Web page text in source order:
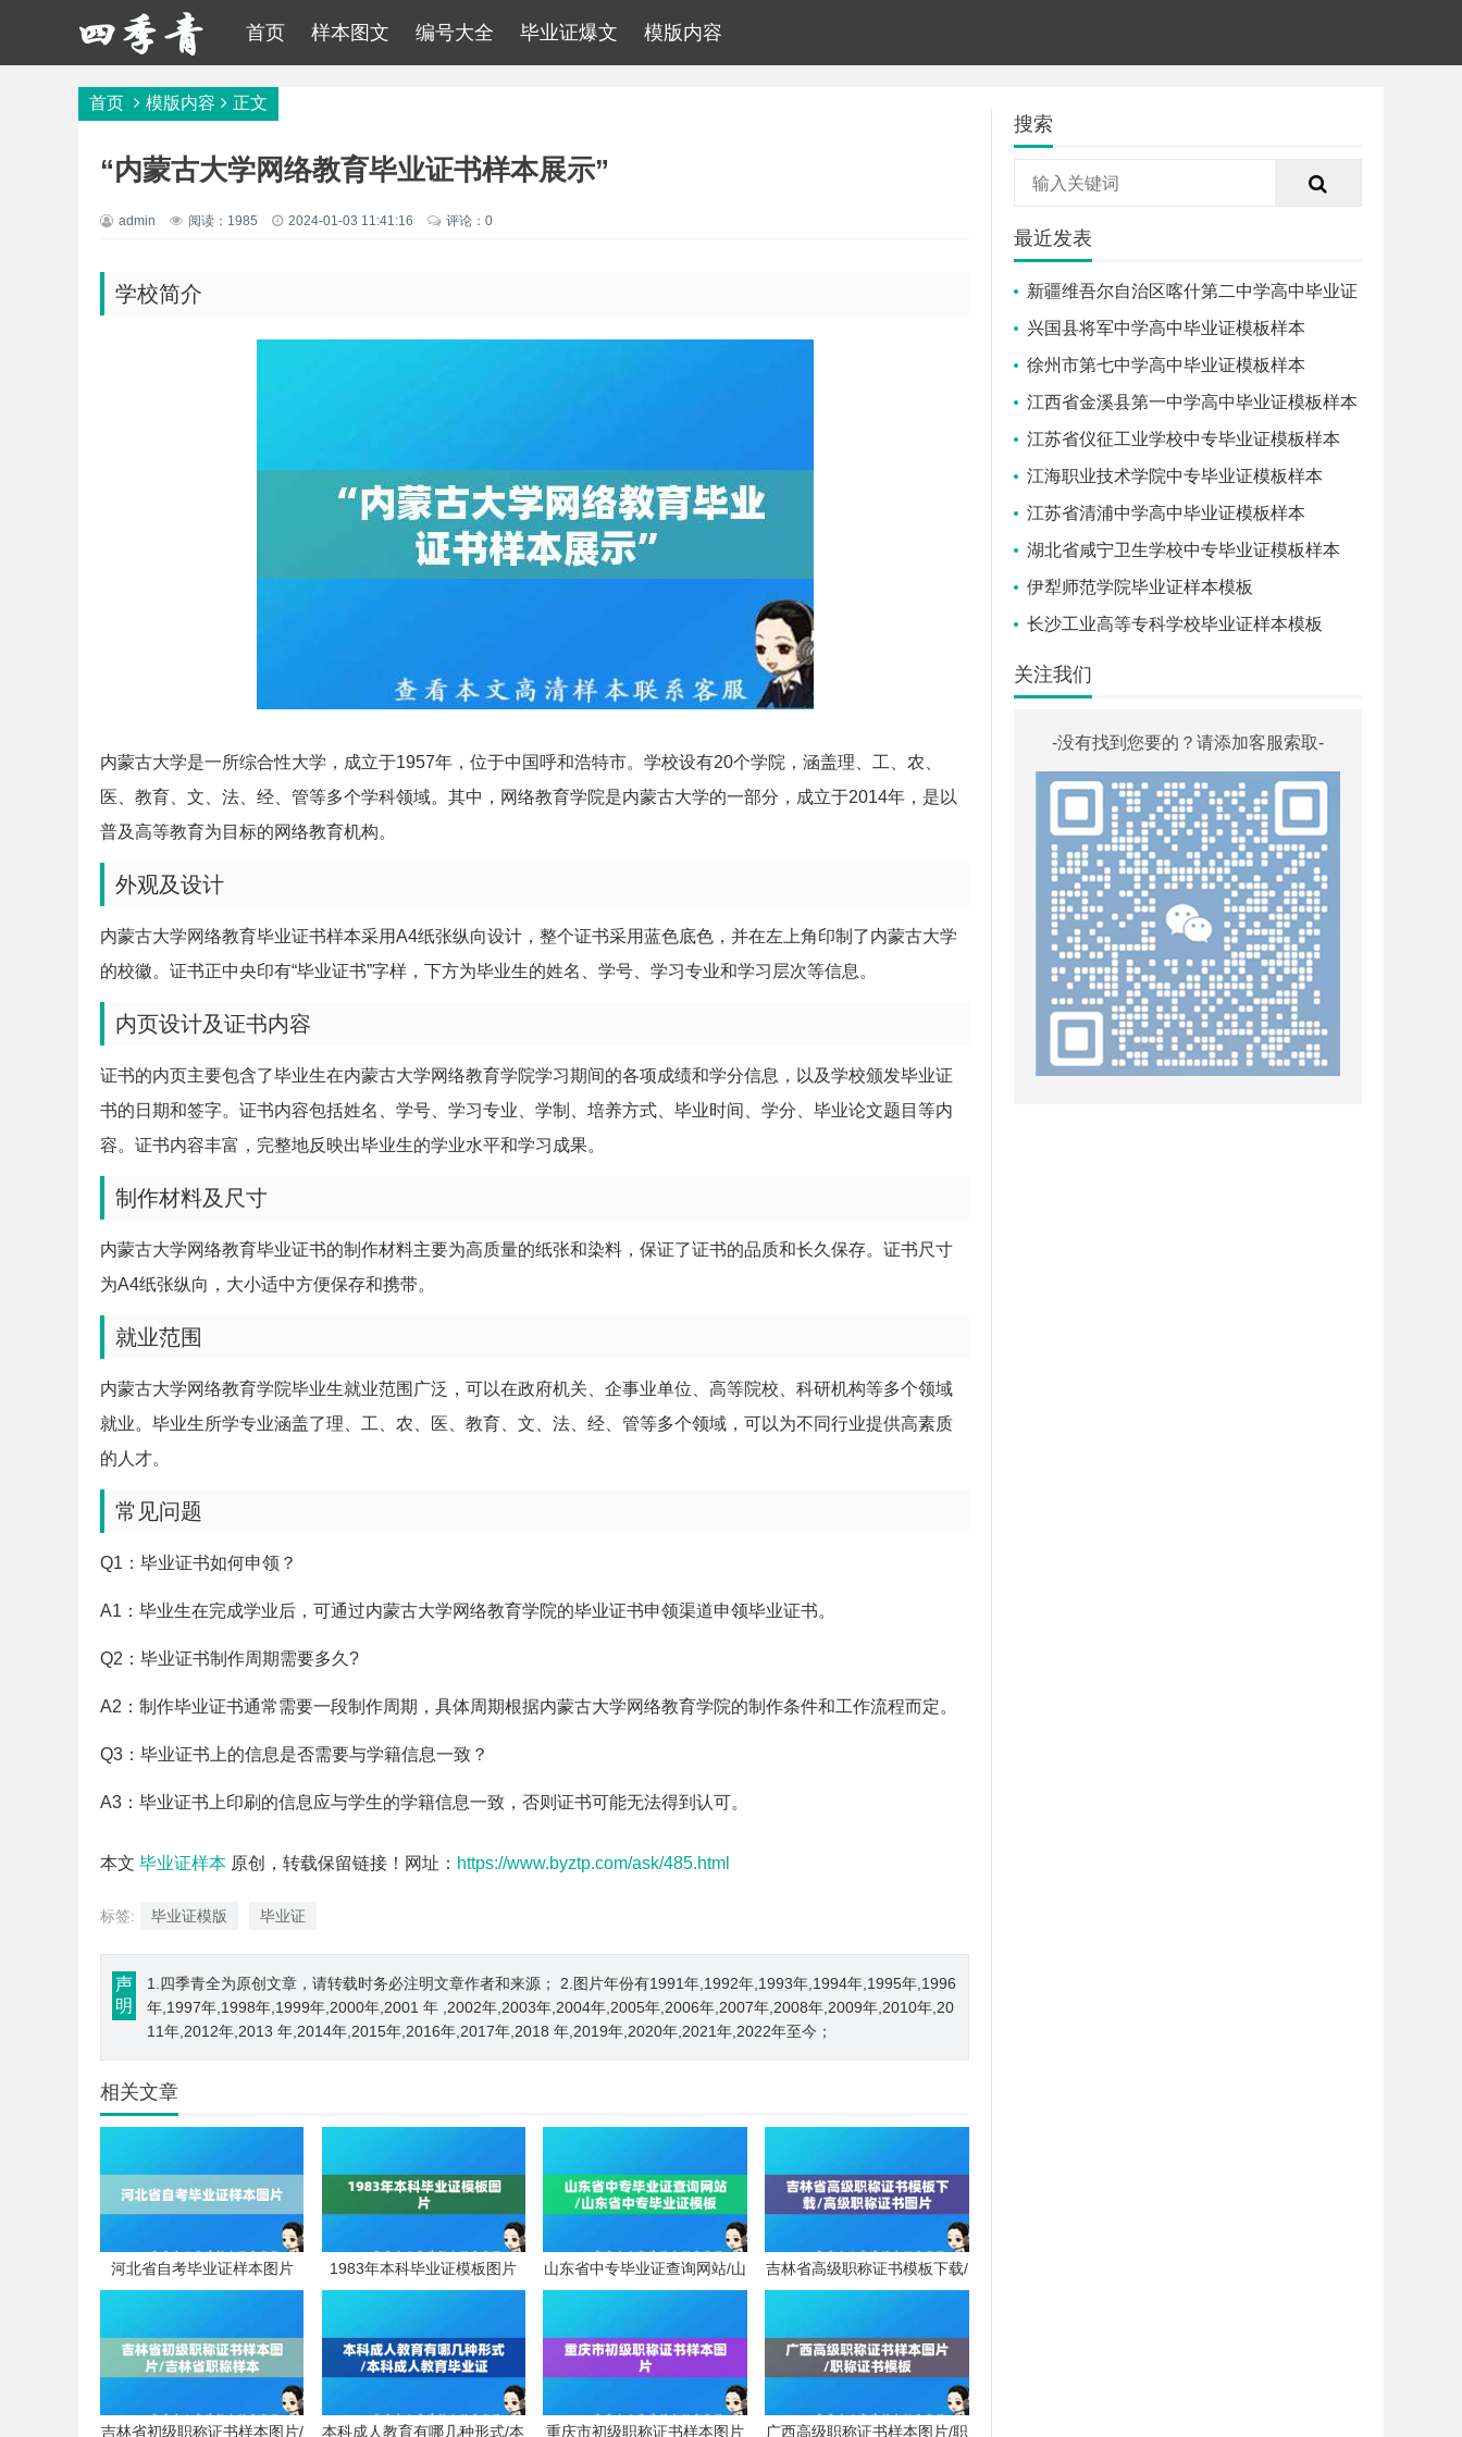
首页 样本图文 编号大全 毕业证爆文 模版内容
首页 模版内容 正文
“内蒙古大学网络教育毕业证书样本展示”
admin 阅读：1985 2024-01-03 11:41:16 评论：0
学校简介
内蒙古大学是一所综合性大学，成立于1957年，位于中国呼和浩特市。学校设有20个学院，涵盖理、工、农、
医、教育、文、法、经、管等多个学科领域。其中，网络教育学院是内蒙古大学的一部分，成立于2014年，是以
普及高等教育为目标的网络教育机构。
外观及设计
内蒙古大学网络教育毕业证书样本采用A4纸张纵向设计，整个证书采用蓝色底色，并在左上角印制了内蒙古大学
的校徽。证书正中央印有“毕业证书”字样，下方为毕业生的姓名、学号、学习专业和学习层次等信息。
内页设计及证书内容
证书的内页主要包含了毕业生在内蒙古大学网络教育学院学习期间的各项成绩和学分信息，以及学校颁发毕业证
书的日期和签字。证书内容包括姓名、学号、学习专业、学制、培养方式、毕业时间、学分、毕业论文题目等内
容。证书内容丰富，完整地反映出毕业生的学业水平和学习成果。
制作材料及尺寸
内蒙古大学网络教育毕业证书的制作材料主要为高质量的纸张和染料，保证了证书的品质和长久保存。证书尺寸
为A4纸张纵向，大小适中方便保存和携带。
就业范围
内蒙古大学网络教育学院毕业生就业范围广泛，可以在政府机关、企事业单位、高等院校、科研机构等多个领域
就业。毕业生所学专业涵盖了理、工、农、医、教育、文、法、经、管等多个领域，可以为不同行业提供高素质
的人才。
常见问题
Q1：毕业证书如何申领？
A1：毕业生在完成学业后，可通过内蒙古大学网络教育学院的毕业证书申领渠道申领毕业证书。
Q2：毕业证书制作周期需要多久?
A2：制作毕业证书通常需要一段制作周期，具体周期根据内蒙古大学网络教育学院的制作条件和工作流程而定。
Q3：毕业证书上的信息是否需要与学籍信息一致？
A3：毕业证书上印刷的信息应与学生的学籍信息一致，否则证书可能无法得到认可。
本文 毕业证样本 原创，转载保留链接！网址： https://www.byztp.com/ask/485.html
标签: 毕业证模版 毕业证
声
明
1.四季青全为原创文章，请转载时务必注明文章作者和来源； 2.图片年份有1991年,1992年,1993年,1994年,1995年,1996
年,1997年,1998年,1999年,2000年,2001 年 ,2002年,2003年,2004年,2005年,2006年,2007年,2008年,2009年,2010年,20
11年,2012年,2013 年,2014年,2015年,2016年,2017年,2018 年,2019年,2020年,2021年,2022年至今；
相关文章
河北省自考毕业证样本图片 1983年本科毕业证模板图片
山东省中专毕业证查询网站/山
东省中专毕业证模板
吉林省高级职称证书模板下载/
高级职称证书图片
吉林省初级职称证书样本图片/ 本科成人教育有哪几种形式/本 重庆市初级职称证书样本图片 广西高级职称证书样本图片/职
搜索
最近发表
新疆维吾尔自治区喀什第二中学高中毕业证
模板样本
兴国县将军中学高中毕业证模板样本
徐州市第七中学高中毕业证模板样本
江西省金溪县第一中学高中毕业证模板样本
江苏省仪征工业学校中专毕业证模板样本
江海职业技术学院中专毕业证模板样本
江苏省清浦中学高中毕业证模板样本
湖北省咸宁卫生学校中专毕业证模板样本
伊犁师范学院毕业证样本模板
长沙工业高等专科学校毕业证样本模板
关注我们
-没有找到您要的？请添加客服索取-